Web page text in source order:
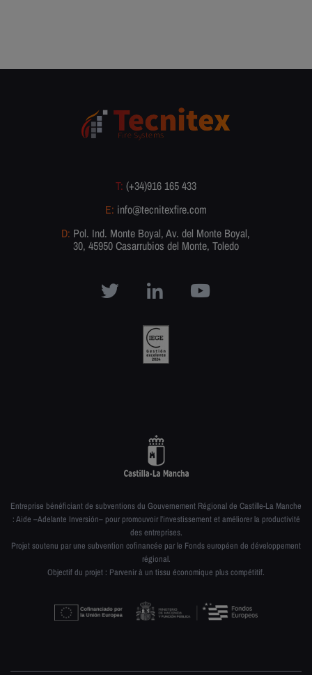
T: (+34)916 165 433
E: info@tecnitexfire.com
D: Pol. Ind. Monte Boyal, Av. del Monte Boyal,
30, 45950 Casarrubios del Monte, Toledo
Entreprise bénéficiant de subventions du Gouvernement Régional de Castille-La Manche
: Aide –Adelante Inversión– pour promouvoir l’investissement et améliorer la productivité
des entreprises.
Projet soutenu par une subvention cofinancée par le Fonds européen de développement
régional.
Objectif du projet : Parvenir à un tissu économique plus compétitif.